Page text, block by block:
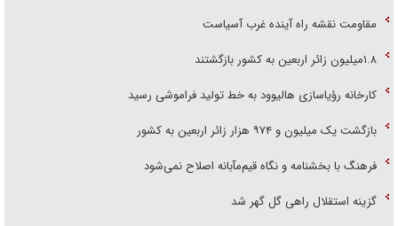
مقاومت نقشه راه آینده غرب آسیاست
۱.۸میلیون زائر اربعین به کشور بازگشتند
کارخانه رؤیاسازی هالیوود به خط تولید فراموشی رسید
بازگشت یک میلیون و ۹۷۴ هزار زائر اربعین به کشور
فرهنگ با بخشنامه و نگاه قیم‌مآبانه اصلاح نمی‌شود
گزینه استقلال راهی گل گهر شد